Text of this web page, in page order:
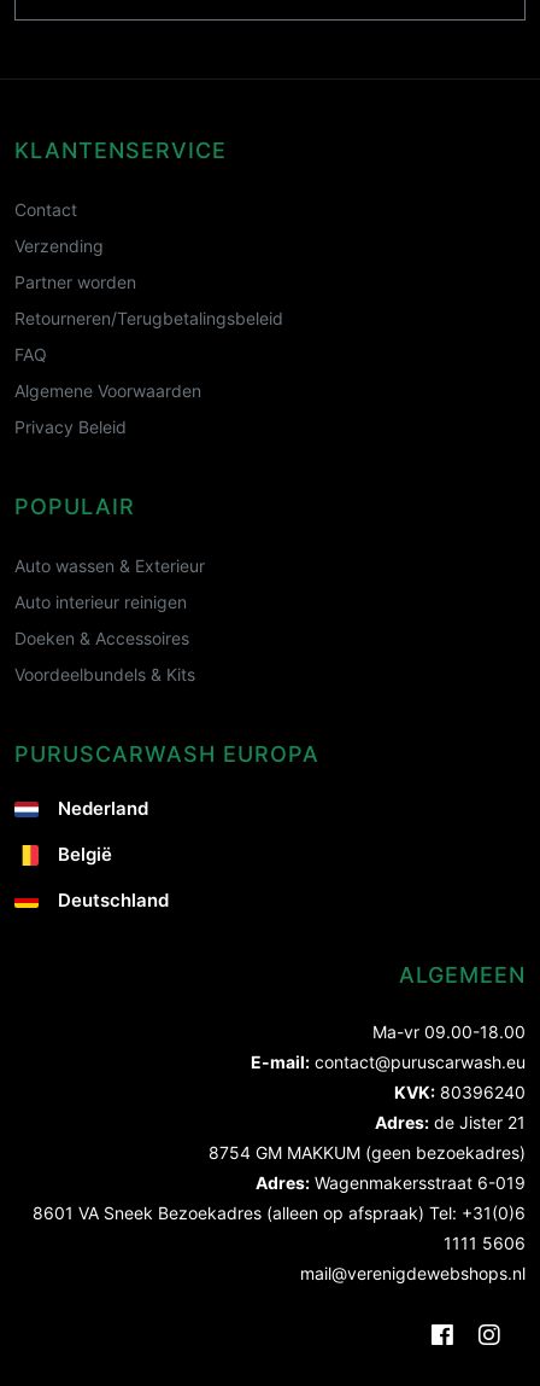
KLANTENSERVICE
Contact
Verzending
Partner worden
Retourneren/Terugbetalingsbeleid
FAQ
Algemene Voorwaarden
Privacy Beleid
POPULAIR
Auto wassen & Exterieur
Auto interieur reinigen
Doeken & Accessoires
Voordeelbundels & Kits
PURUSCARWASH EUROPA
Nederland
België
Deutschland
ALGEMEEN
Ma-vr 09.00-18.00
E-mail: contact@puruscarwash.eu
KVK: 80396240
Adres: de Jister 21
8754 GM MAKKUM (geen bezoekadres)
Adres: Wagenmakersstraat 6-019
8601 VA Sneek Bezoekadres (alleen op afspraak) Tel: +31(0)6
1111 5606
mail@verenigdewebshops.nl